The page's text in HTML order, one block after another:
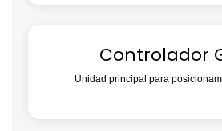
Controlador
Unidad principal para